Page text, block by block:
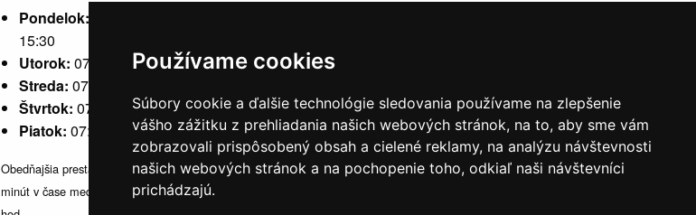
Používame cookies
Súbory cookie a ďalšie technológie sledovania používame na zlepšenie
vášho zážitku z prehliadania našich webových stránok, na to, aby sme vám
zobrazovali prispôsobený obsah a cielené reklamy, na analýzu návštevnosti
našich webových stránok a na pochopenie toho, odkiaľ naši návštevníci
prichádzajú.
Pondelok:
15:30
Utorok: 07:30 - 15:30
Streda: 07:30 - 17:00
Štvrtok: 07:30 - 15:30
Piatok: 07:30 - 14:00
Obedňajšia prestávka v trvaní 30
minút v čase medzi 10:30 - 11:30
Pondelok:07:30 -
Utorok:nestránkový
Streda:07:30 - 17:00
Štvrtok:nestránkový
Piatok:
07:30 - 14:00
IČO:00314676
DIČ:2020571707